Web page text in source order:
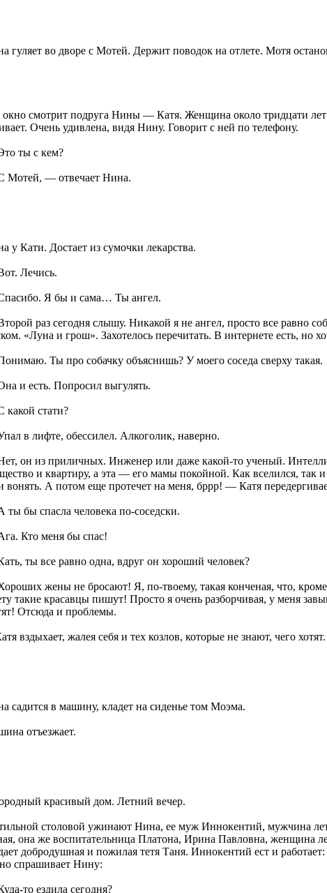
гуляет во дворе с Мотей. Держит поводок на отлете. Мотя
смотрит подруга Нины — Катя. Женщина около тридцати лет
Очень удивлена, видя Нину. Говорит с ней по телефону.
ты с кем?
— отвечает Нина.
у Кати. Достает из сумочки лекарства.
Лечись.
Я бы и сама… Ты ангел.
раз сегодня слышу. Никакой я не ангел, просто все равно
«Луна и грош». Захотелось перечитать. В интернете есть, но
Ты про собачку объяснишь? У моего соседа сверху такая.
и есть. Попросил выгулять.
стати?
в лифте, обессилел. Алкоголик, наверно.
он из приличных. Инженер или даже какой-то ученый.
и квартиру, а эта — его мамы покойной. Как вселился, так
вонять. А потом еще протечет на меня, бррр! — Катя
бы спасла человека по-соседски.
Кто меня бы спас!
ты все равно одна, вдруг он хороший человек?
жены не бросают! Я, по-твоему, такая конченая, что,
такие красавцы пишут! Просто я очень разборчивая, у меня
Отсюда и проблемы.
вздыхает, жалея себя и тех козлов, которые не знают, чего хотят.
садится в машину, кладет на сиденье том Моэма.
отъезжает.
красивый дом. Летний вечер.
столовой ужинают Нина, ее муж Иннокентий, мужчина
она же воспитательница Платона, Ирина Павловна, женщина
добродушная и пожилая тетя Таня. Иннокентий ест и
спрашивает Нину:
то ездила сегодня?